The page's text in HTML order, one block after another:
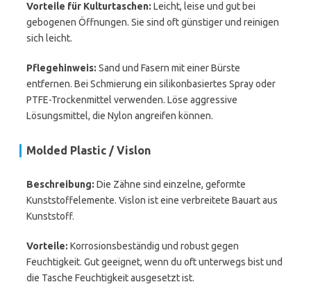
Vorteile für Kulturtaschen: Leicht, leise und gut bei
gebogenen Öffnungen. Sie sind oft günstiger und reinigen
sich leicht.
Pflegehinweis: Sand und Fasern mit einer Bürste
entfernen. Bei Schmierung ein silikonbasiertes Spray oder
PTFE-Trockenmittel verwenden. Löse aggressive
Lösungsmittel, die Nylon angreifen können.
Molded Plastic / Vislon
Beschreibung: Die Zähne sind einzelne, geformte
Kunststoffelemente. Vislon ist eine verbreitete Bauart aus
Kunststoff.
Vorteile: Korrosionsbeständig und robust gegen
Feuchtigkeit. Gut geeignet, wenn du oft unterwegs bist und
die Tasche Feuchtigkeit ausgesetzt ist.